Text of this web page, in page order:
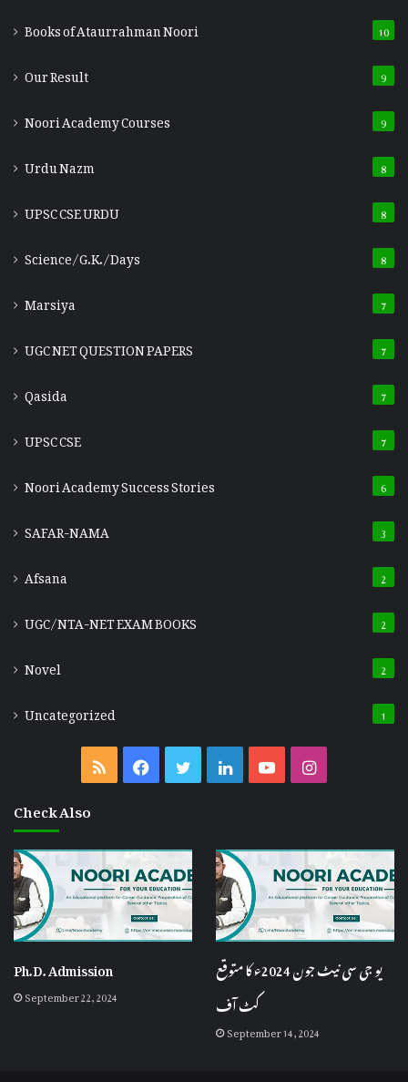
Books of Ataurrahman Noori 10
Our Result 9
Noori Academy Courses 9
Urdu Nazm 8
UPSC CSE URDU 8
Science/G.K./Days 8
Marsiya 7
UGC NET QUESTION PAPERS 7
Qasida 7
UPSC CSE 7
Noori Academy Success Stories 6
SAFAR-NAMA 3
Afsana 2
UGC/NTA-NET EXAM BOOKS 2
Novel 2
Uncategorized 1
Check Also
Ph.D. Admission
September 22, 2024
یو جی سی نیٹ جون 2024ء کا متوقع
کٹ آف
September 14, 2024